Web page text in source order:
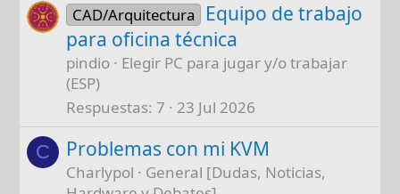
CAD/Arquitectura
Equipo de trabajo
para oficina técnica
pindio
Elegir PC para jugar y/o trabajar
(ESP)
Respuestas 7 23 Jul 2026
C Problemas con mi KVM
Charlypol
General [Dudas, Noticias,